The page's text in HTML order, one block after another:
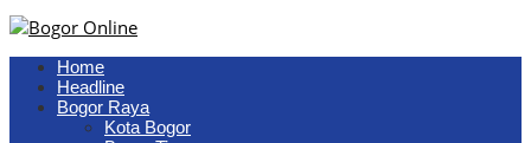
Home
Headline
Bogor Raya
Kota Bogor